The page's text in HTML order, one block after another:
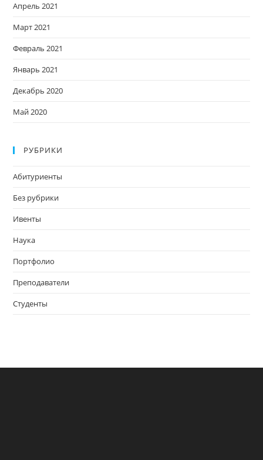
Апрель 2021
Март 2021
Февраль 2021
Январь 2021
Декабрь 2020
Май 2020
РУБРИКИ
Абитуриенты
Без рубрики
Ивенты
Наука
Портфолио
Преподаватели
Студенты